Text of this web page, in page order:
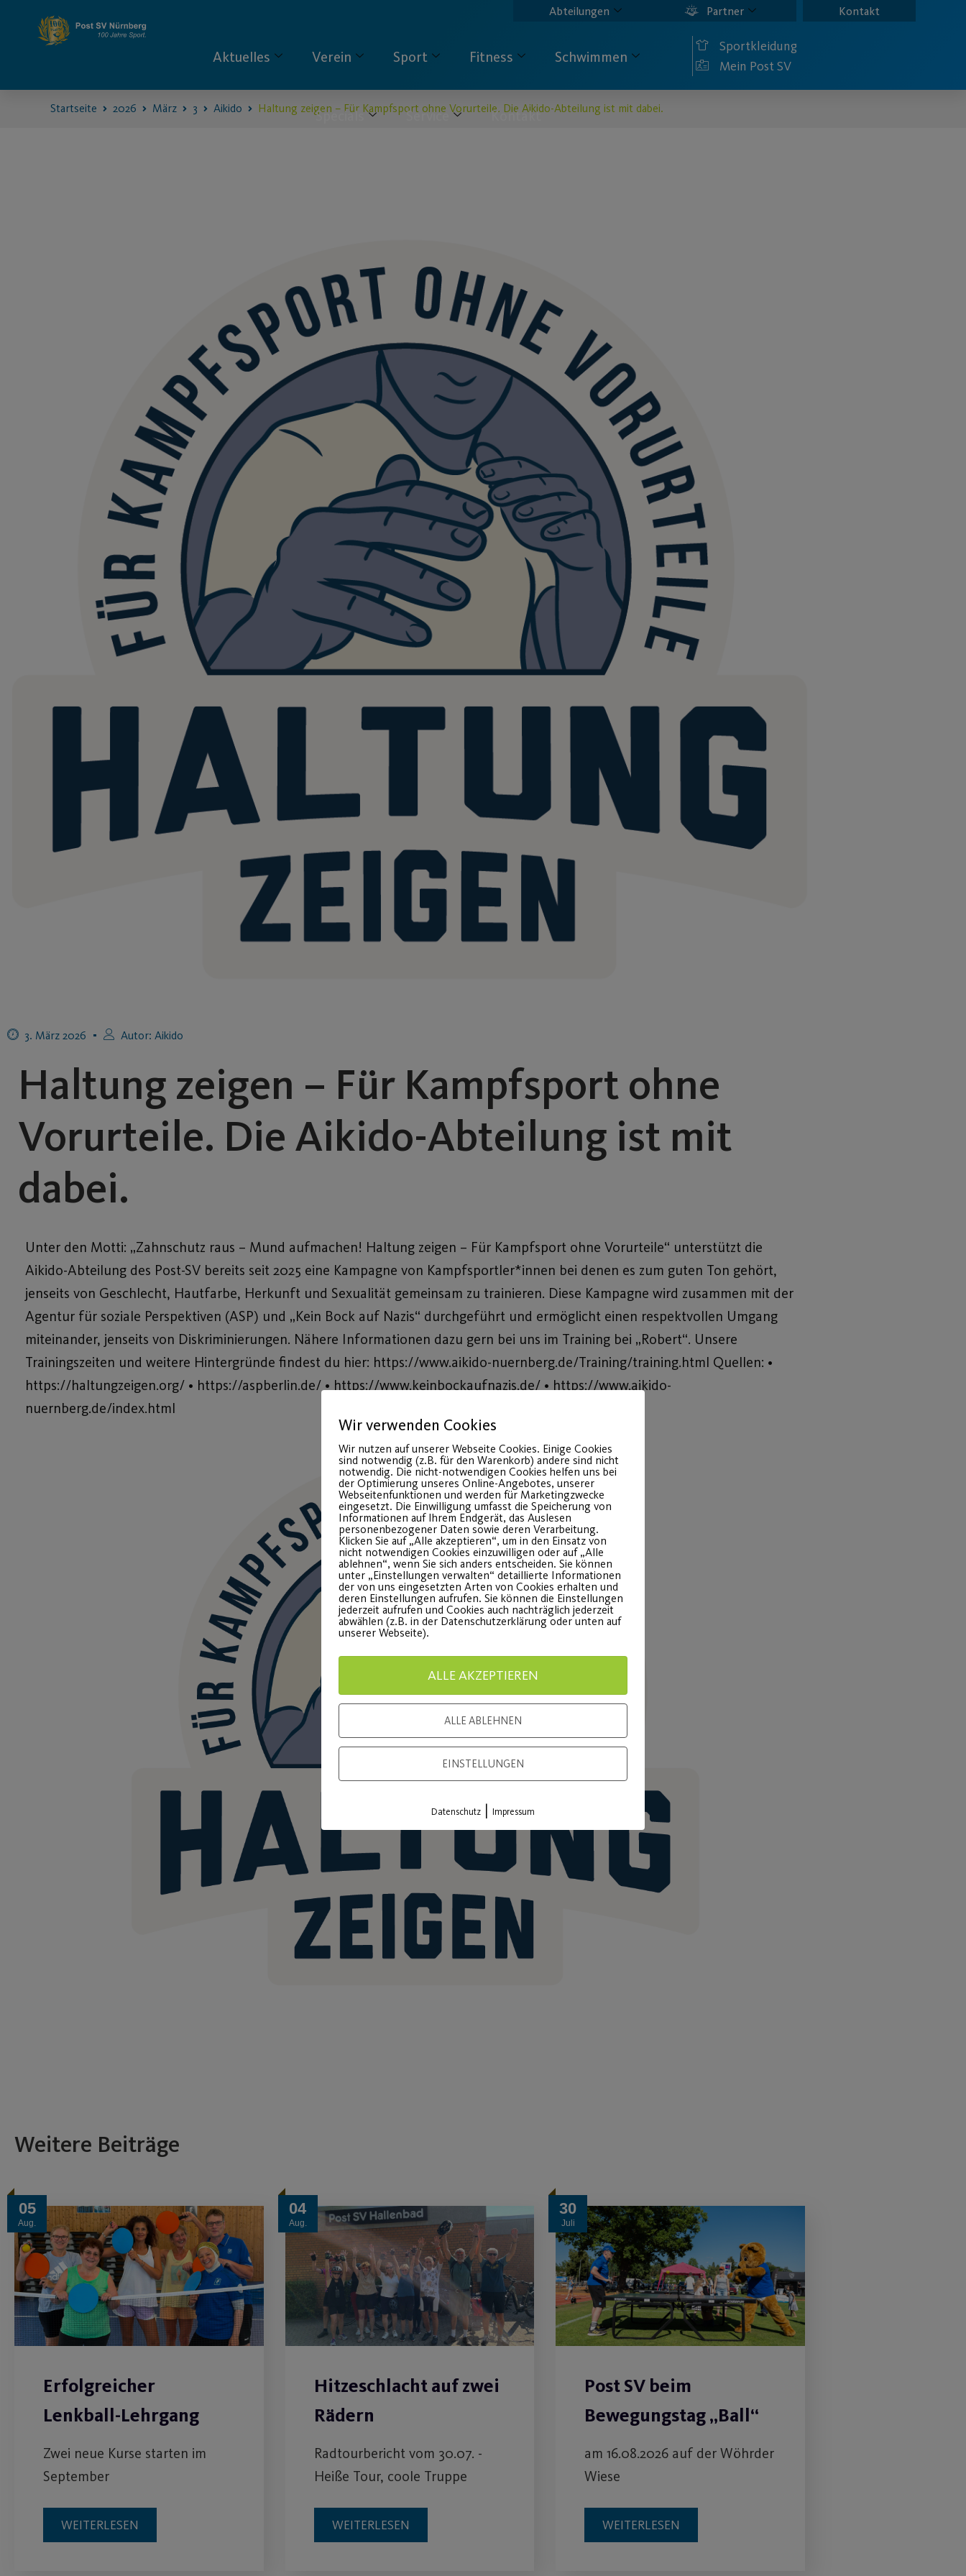
Abteilungen Partner Kontakt
Aktuelles Verein Sport Fitness Schwimmen
Specials Service Kontakt
Sportkleidung
Mein Post SV
Startseite 2026 März 3 Aikido Haltung zeigen – Für Kampfsport ohne Vorurteile. Die Aikido-Abteilung ist mit dabei.
3. März 2026 Autor: Aikido
Haltung zeigen – Für Kampfsport ohne
Vorurteile. Die Aikido-Abteilung ist mit
dabei.
Unter den Motti: „Zahnschutz raus – Mund aufmachen! Haltung zeigen – Für Kampfsport ohne Vorurteile“ unterstützt die
Aikido-Abteilung des Post-SV bereits seit 2025 eine Kampagne von Kampfsportler*innen bei denen es zum guten Ton gehört,
jenseits von Geschlecht, Hautfarbe, Herkunft und Sexualität gemeinsam zu trainieren. Diese Kampagne wird zusammen mit der
Agentur für soziale Perspektiven (ASP) und „Kein Bock auf Nazis“ durchgeführt und ermöglicht einen respektvollen Umgang
miteinander, jenseits von Diskriminierungen. Nähere Informationen dazu gern bei uns im Training bei „Robert“. Unsere
Trainingszeiten und weitere Hintergründe findest du hier: https://www.aikido-nuernberg.de/Training/training.html Quellen: •
https://haltungzeigen.org/ • https://aspberlin.de/ • https://www.keinbockaufnazis.de/ • https://www.aikido-
nuernberg.de/index.html
Weitere Beiträge
05
Aug.
Erfolgreicher
Lenkball-Lehrgang
Zwei neue Kurse starten im
September
WEITERLESEN
04
Aug.
Hitzeschlacht auf zwei
Rädern
Radtourbericht vom 30.07. -
Heiße Tour, coole Truppe
WEITERLESEN
30
Juli
Post SV beim
Bewegungstag „Ball“
am 16.08.2026 auf der Wöhrder
Wiese
WEITERLESEN
Wir verwenden Cookies
Wir nutzen auf unserer Webseite Cookies. Einige Cookies
sind notwendig (z.B. für den Warenkorb) andere sind nicht
notwendig. Die nicht-notwendigen Cookies helfen uns bei
der Optimierung unseres Online-Angebotes, unserer
Webseitenfunktionen und werden für Marketingzwecke
eingesetzt. Die Einwilligung umfasst die Speicherung von
Informationen auf Ihrem Endgerät, das Auslesen
personenbezogener Daten sowie deren Verarbeitung.
Klicken Sie auf „Alle akzeptieren“, um in den Einsatz von
nicht notwendigen Cookies einzuwilligen oder auf „Alle
ablehnen“, wenn Sie sich anders entscheiden. Sie können
unter „Einstellungen verwalten“ detaillierte Informationen
der von uns eingesetzten Arten von Cookies erhalten und
deren Einstellungen aufrufen. Sie können die Einstellungen
jederzeit aufrufen und Cookies auch nachträglich jederzeit
abwählen (z.B. in der Datenschutzerklärung oder unten auf
unserer Webseite).
ALLE AKZEPTIEREN
ALLE ABLEHNEN
EINSTELLUNGEN
Datenschutz | Impressum